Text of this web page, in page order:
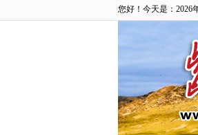
您好！今天是：2026